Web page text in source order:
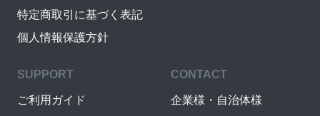
特定商取引に基づく表記
個人情報保護方針
SUPPORT
ご利用ガイド
CONTACT
企業様・自治体様